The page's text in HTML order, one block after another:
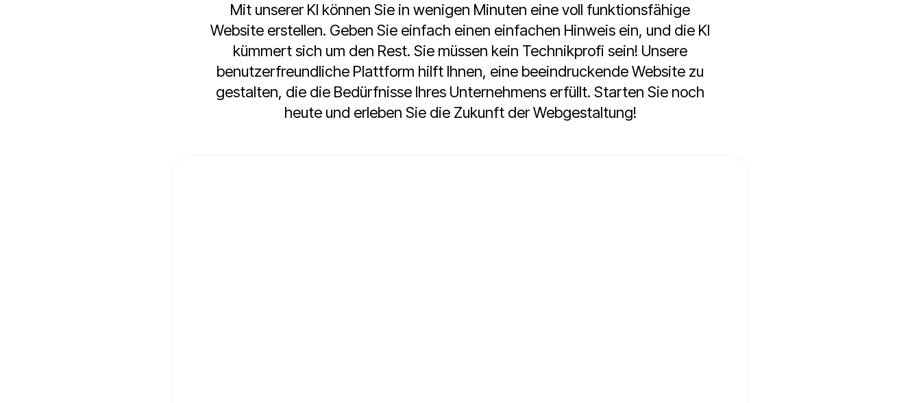
Mit unserer KI können Sie in wenigen Minuten eine voll funktionsfähige
Website erstellen. Geben Sie einfach einen einfachen Hinweis ein, und die KI
kümmert sich um den Rest. Sie müssen kein Technikprofi sein! Unsere
benutzerfreundliche Plattform hilft Ihnen, eine beeindruckende Website zu
gestalten, die die Bedürfnisse Ihres Unternehmens erfüllt. Starten Sie noch
heute und erleben Sie die Zukunft der Webgestaltung!